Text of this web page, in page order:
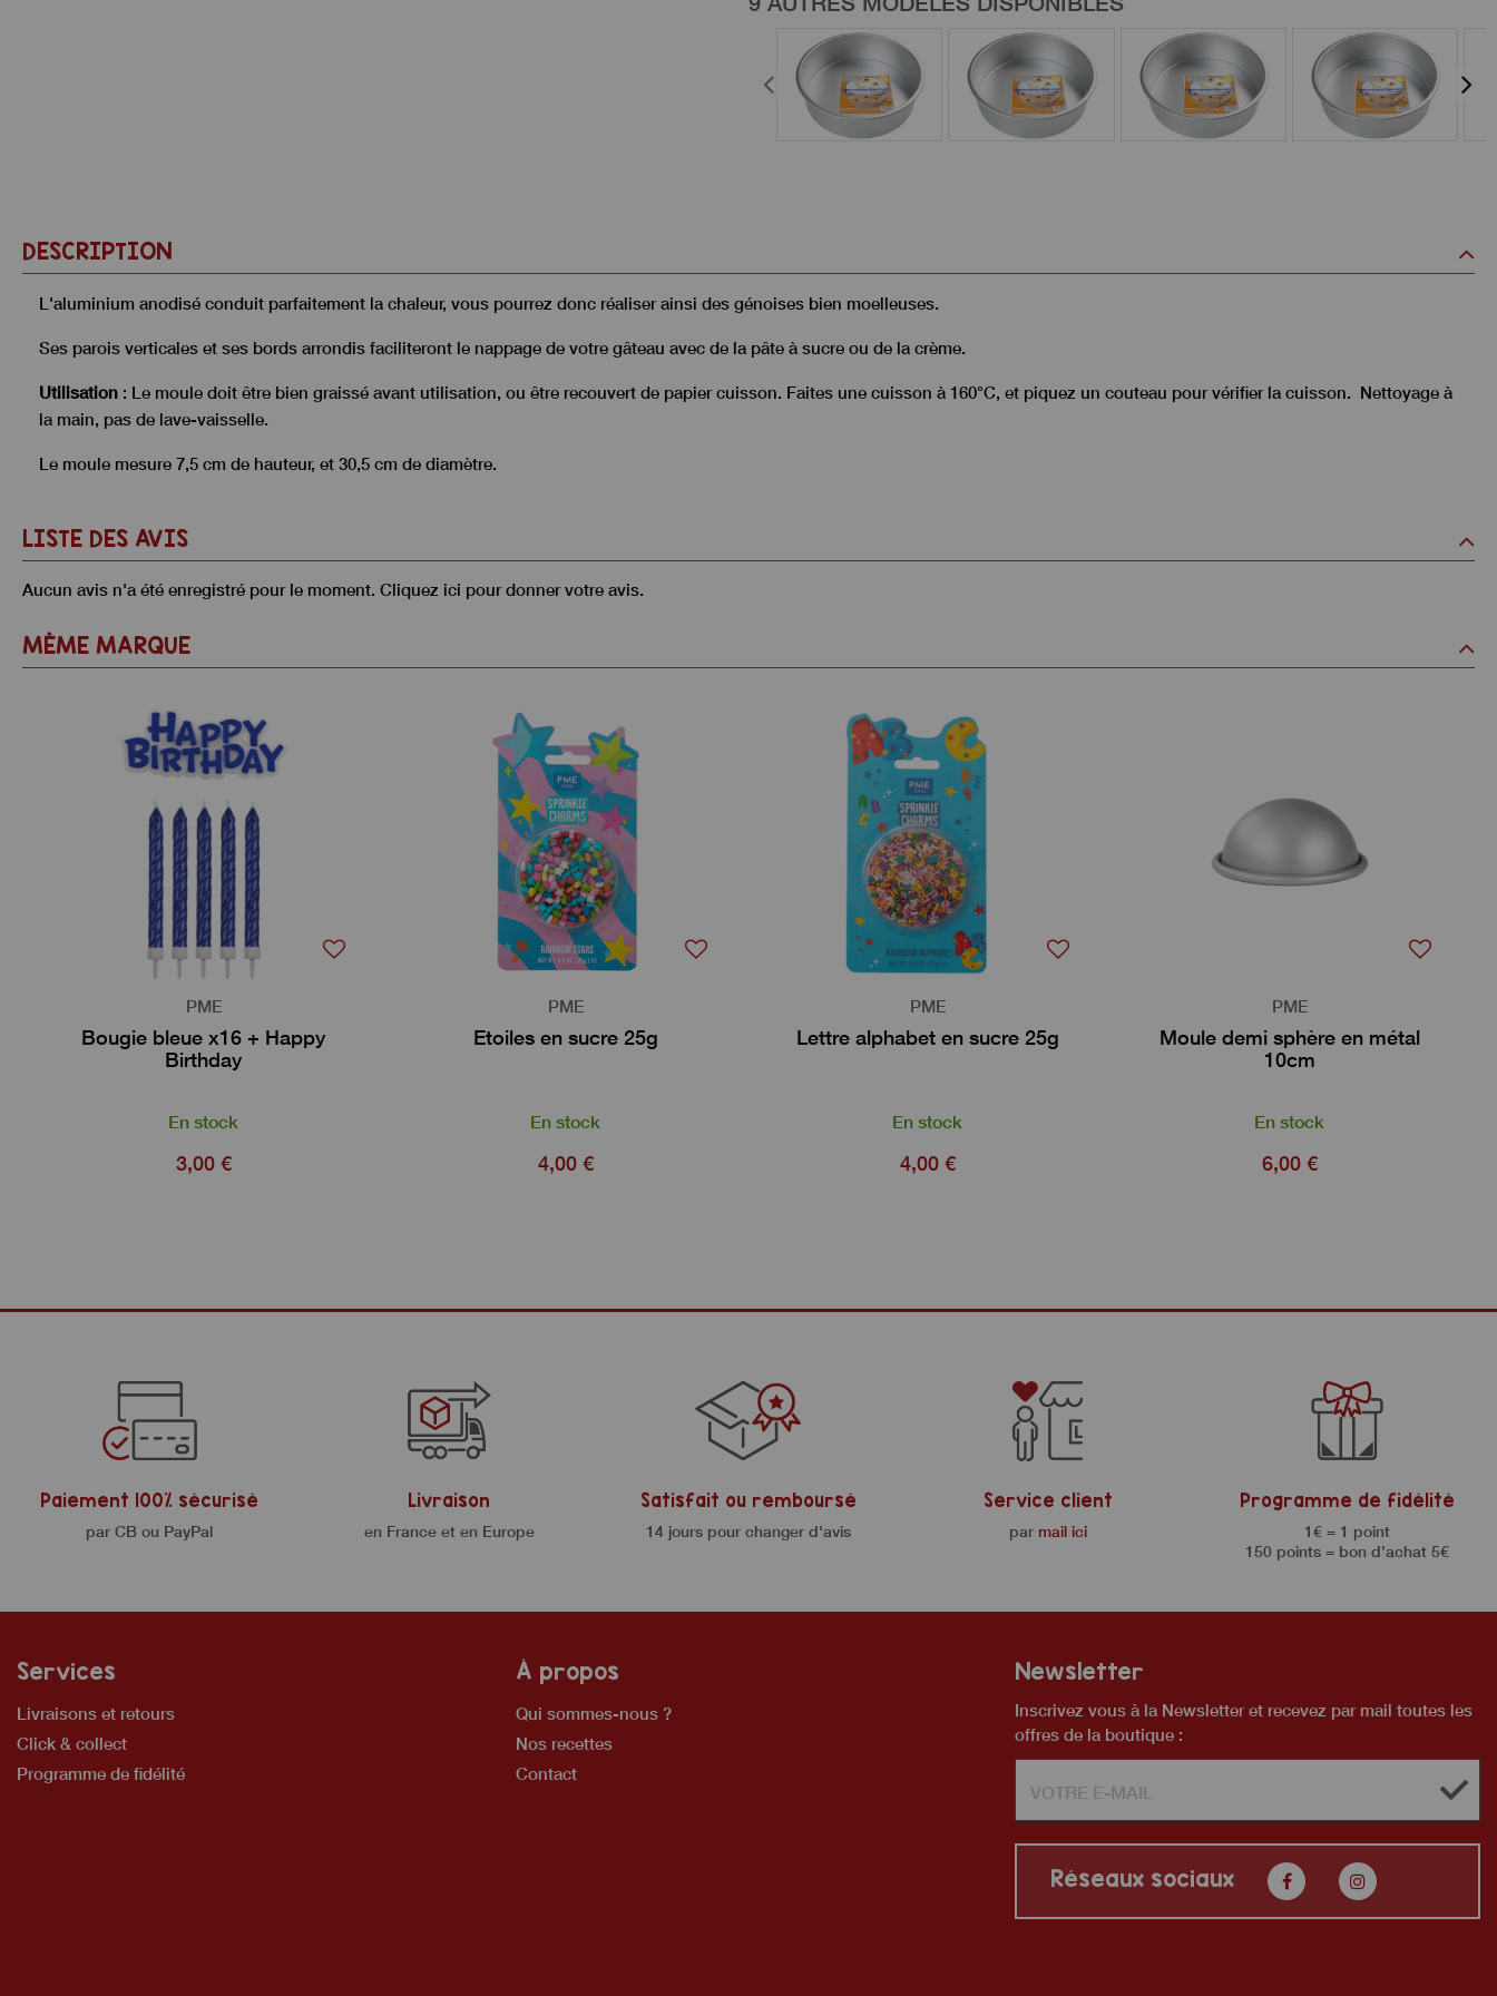
DESCRIPTION
L'aluminium anodisé conduit parfaitement la chaleur, vous pourrez donc réaliser ainsi des génoises bien moelleuses.
Ses parois verticales et ses bords arrondis faciliteront le nappage de votre gâteau avec de la pâte à sucre ou de la crème.
Utilisation : Le moule doit être bien graissé avant utilisation, ou être recouvert de papier cuisson. Faites une cuisson à 160°C, et piquez un couteau pour vérifier la cuisson. Nettoyage à
la main, pas de lave-vaisselle.
Le moule mesure 7,5 cm de hauteur, et 30,5 cm de diamètre.
LISTE DES AVIS
Aucun avis n'a été enregistré pour le moment. Cliquez ici pour donner votre avis.
MÊME MARQUE
PME
Bougie bleue x16 + Happy
Birthday
En stock
3,00 €
PME
Etoiles en sucre 25g
En stock
4,00 €
PME
Lettre alphabet en sucre 25g
En stock
4,00 €
PME
Moule demi sphère en métal
10cm
En stock
6,00 €
Paiement 100% sécurisé
par CB ou PayPal
Livraison
en France et en Europe
Satisfait ou remboursé
14 jours pour changer d'avis
Service client
par mail ici
Programme de fidélité
1€ = 1 point
150 points = bon d’achat 5€
Services
Livraisons et retours
Click & collect
Programme de fidélité
À propos
Qui sommes-nous ?
Nos recettes
Contact
Newsletter
Inscrivez vous à la Newsletter et recevez par mail toutes les
offres de la boutique :
Réseaux sociaux